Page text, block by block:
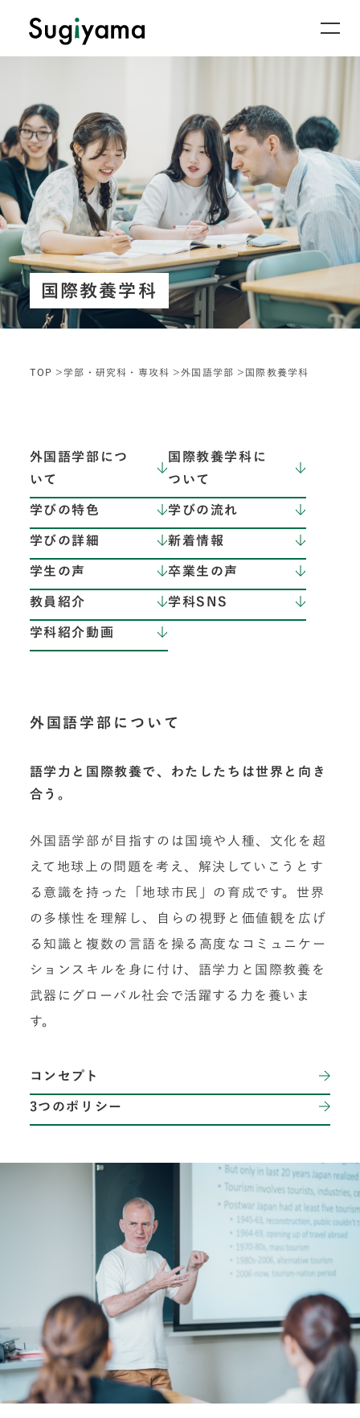
国際教養学科
TOP 学部・研究科・専攻科 外国語学部 国際教養学科
外国語学部につ
いて
国際教養学科に
ついて
学びの特色 学びの流れ
学びの詳細 新着情報
学生の声 卒業生の声
教員紹介 学科SNS
学科紹介動画
外国語学部について
語学力と国際教養で、わたしたちは世界と向き
合う。
外国語学部が目指すのは国境や人種、文化を超
えて地球上の問題を考え、解決していこうとす
る意識を持った「地球市民」の育成です。世界
の多様性を理解し、自らの視野と価値観を広げ
る知識と複数の言語を操る高度なコミュニケー
ションスキルを身に付け、語学力と国際教養を
武器にグローバル社会で活躍する力を養いま
す。
コンセプト
3つのポリシー